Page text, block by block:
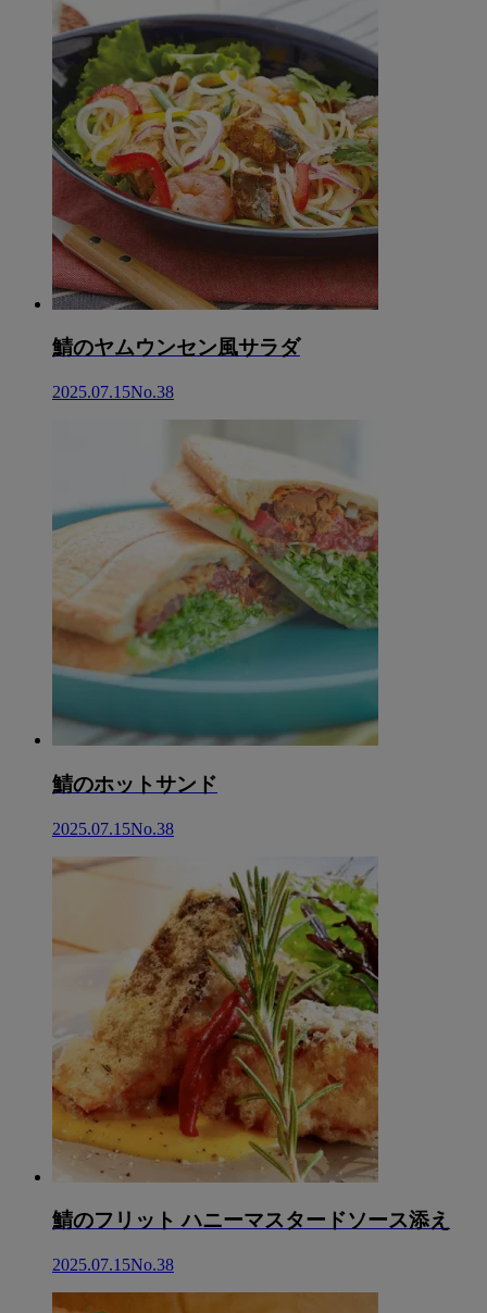
鯖のヤムウンセン風サラダ
2025.07.15No.38
鯖のホットサンド
2025.07.15No.38
鯖のフリット ハニーマスタードソース添え
2025.07.15No.38